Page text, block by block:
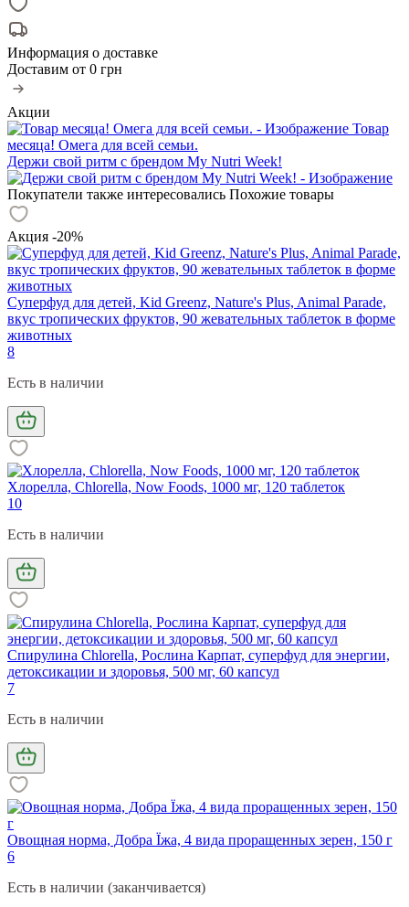
Информация о доставке
Доставим от 0 грн
Акции
Товар
месяца! Омега для всей семьи.
Держи свой ритм с брендом My Nutri Week!
Покупатели также интересовались Похожие товары
Акция -20%
Суперфуд для детей, Kid Greenz, Nature's Plus, Animal Parade,
вкус тропических фруктов, 90 жевательных таблеток в форме
животных
8
Есть в наличии
Хлорелла, Chlorella, Now Foods, 1000 мг, 120 таблеток
10
Есть в наличии
Спирулина Chlorella, Рослина Карпат, суперфуд для энергии,
детоксикации и здоровья, 500 мг, 60 капсул
7
Есть в наличии
Овощная норма, Добра Їжа, 4 вида проращенных зерен, 150 г
6
Есть в наличии (заканчивается)